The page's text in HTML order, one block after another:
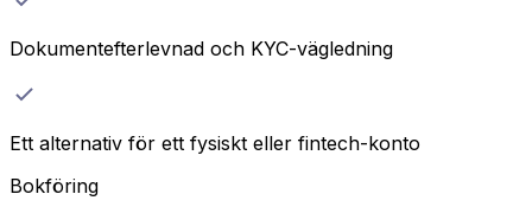
Dokumentefterlevnad och KYC-vägledning
Ett alternativ för ett fysiskt eller fintech-konto
Bokföring